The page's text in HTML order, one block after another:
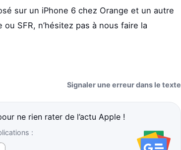
sur un iPhone 6 chez Orange et un autre
SFR, n’hésitez pas à nous faire la
Signaler une erreur dans le texte
ne rien rater de l’actu Apple !
: